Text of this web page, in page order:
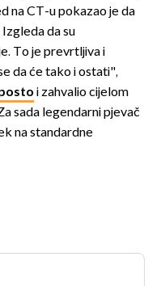
na CT-u pokazao je da
Izgleda da su
To je prevrtljiva i
da će tako i ostati",
i zahvalio cijelom
sada legendarni pjevač
na standardne